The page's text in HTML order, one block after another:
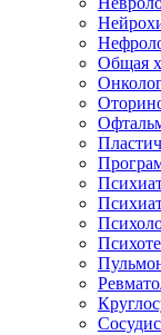
Общая